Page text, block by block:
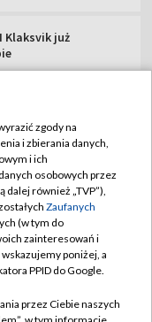
Klaksvik już
zgody na
i zbierania danych,
i ich
osobowych przez
dalej również „TVP”),
Zaufanych
(w tym do
zainteresowań i
poniżej, a
PPID do Google.
przez Ciebie naszych